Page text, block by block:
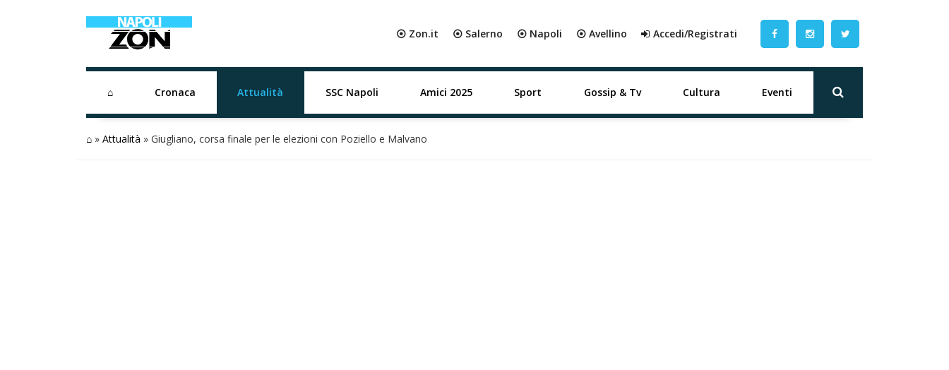
⦿ Zon.it ⦿ Salerno ⦿ Napoli ⦿ Avellino Accedi/Registrati
⌂ Cronaca Attualità SSC Napoli Amici 2025 Sport Gossip & Tv Cultura Eventi
⌂ » Attualità » Giugliano, corsa finale per le elezioni con Poziello e Malvano